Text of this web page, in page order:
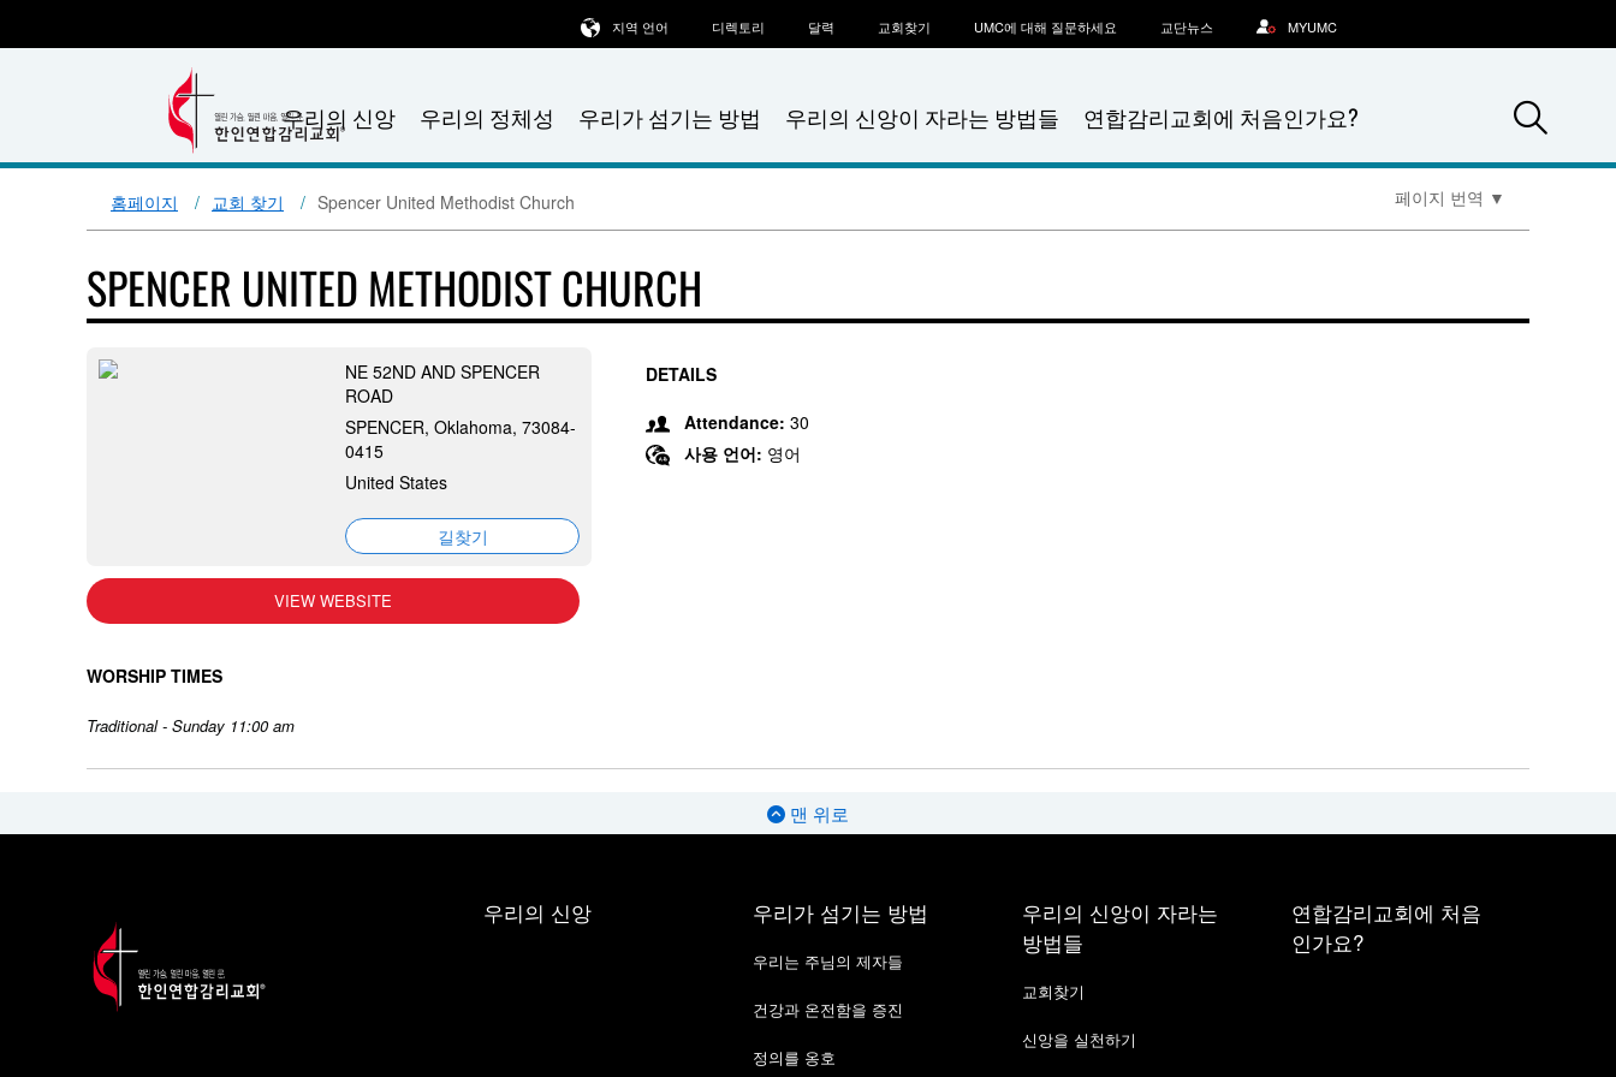
우리의 신앙 우리의 정체성 우리가 섬기는 방법 우리의 신앙이 자라는 방법들 연합감리교회에 처음인가요?
지역 언어 디렉토리 달력 교회찾기 UMC에 대해 질문하세요 교단뉴스 MYUMC
홈페이지 교회 찾기 Spencer United Methodist Church 페이지 번역 ▼
SPENCER UNITED METHODIST CHURCH
NE 52ND AND SPENCER
ROAD
SPENCER, Oklahoma, 73084-
0415
United States
길찾기
VIEW WEBSITE
WORSHIP TIMES
Traditional - Sunday 11:00 am
DETAILS
Attendance: 30
사용 언어: 영어
맨 위로
우리의 신앙 우리가 섬기는 방법
우리는 주님의 제자들
건강과 온전함을 증진
정의를 옹호
우리의 신앙이 자라는
방법들
교회찾기
신앙을 실천하기
연합감리교회에 처음
인가요?